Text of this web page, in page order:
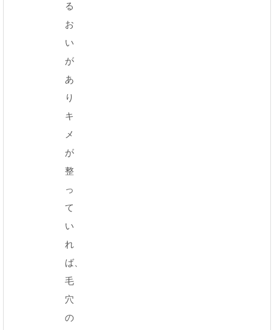
る
お
い
が
あ
り
キ
メ
が
整
っ
て
い
れ
ば、
毛
穴
の